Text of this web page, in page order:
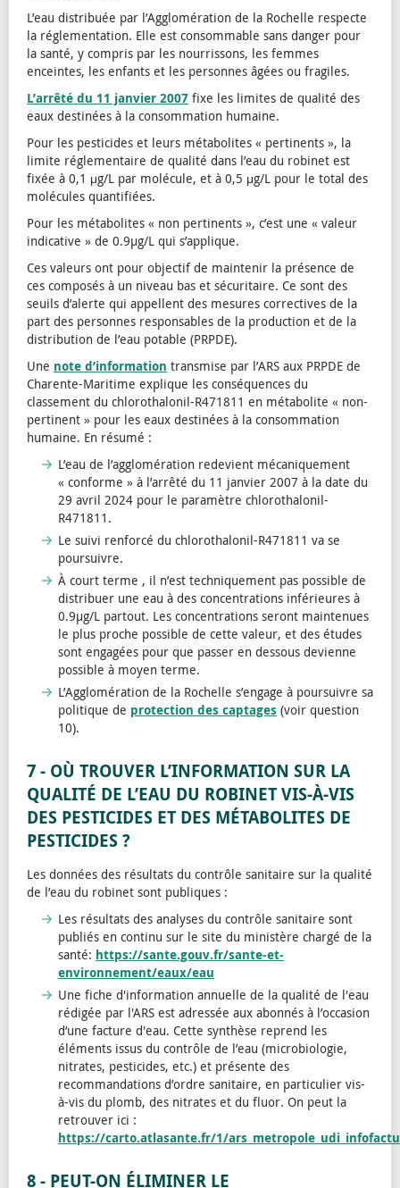
L’eau distribuée par l’Agglomération de la Rochelle respecte
la réglementation. Elle est consommable sans danger pour
la santé, y compris par les nourrissons, les femmes
enceintes, les enfants et les personnes âgées ou fragiles.
L’arrêté du 11 janvier 2007 fixe les limites de qualité des
eaux destinées à la consommation humaine.
Pour les pesticides et leurs métabolites « pertinents », la
limite réglementaire de qualité dans l’eau du robinet est
fixée à 0,1 μg/L par molécule, et à 0,5 μg/L pour le total des
molécules quantifiées.
Pour les métabolites « non pertinents », c’est une « valeur
indicative » de 0.9µg/L qui s’applique.
Ces valeurs ont pour objectif de maintenir la présence de
ces composés à un niveau bas et sécuritaire. Ce sont des
seuils d’alerte qui appellent des mesures correctives de la
part des personnes responsables de la production et de la
distribution de l’eau potable (PRPDE).
Une note d’information transmise par l’ARS aux PRPDE de
Charente-Maritime explique les conséquences du
classement du chlorothalonil-R471811 en métabolite « non-
pertinent » pour les eaux destinées à la consommation
humaine. En résumé :
L’eau de l’agglomération redevient mécaniquement
« conforme » à l’arrêté du 11 janvier 2007 à la date du
29 avril 2024 pour le paramètre chlorothalonil-
R471811.
Le suivi renforcé du chlorothalonil-R471811 va se
poursuivre.
À court terme , il n’est techniquement pas possible de
distribuer une eau à des concentrations inférieures à
0.9µg/L partout. Les concentrations seront maintenues
le plus proche possible de cette valeur, et des études
sont engagées pour que passer en dessous devienne
possible à moyen terme.
L’Agglomération de la Rochelle s’engage à poursuivre sa
politique de protection des captages (voir question
10).
7 - OÙ TROUVER L’INFORMATION SUR LA
QUALITÉ DE L’EAU DU ROBINET VIS-À-VIS
DES PESTICIDES ET DES MÉTABOLITES DE
PESTICIDES ?
Les données des résultats du contrôle sanitaire sur la qualité
de l’eau du robinet sont publiques :
Les résultats des analyses du contrôle sanitaire sont
publiés en continu sur le site du ministère chargé de la
santé: https://sante.gouv.fr/sante-et-
environnement/eaux/eau
Une fiche d'information annuelle de la qualité de l'eau
rédigée par l'ARS est adressée aux abonnés à l’occasion
d’une facture d'eau. Cette synthèse reprend les
éléments issus du contrôle de l’eau (microbiologie,
nitrates, pesticides, etc.) et présente des
recommandations d’ordre sanitaire, en particulier vis-
à-vis du plomb, des nitrates et du fluor. On peut la
retrouver ici :
https://carto.atlasante.fr/1/
8 - PEUT-ON ÉLIMINER LE